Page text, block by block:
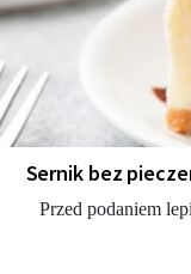
Sernik bez
Przed podaniem